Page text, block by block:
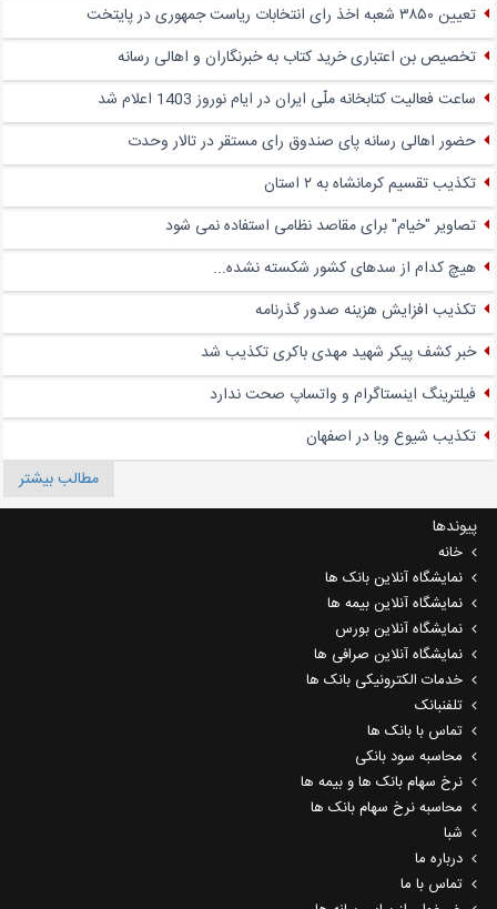
تعیین ۳۸۵۰ شعبه اخذ رای انتخابات ریاست جمهوری در پایتخت
تخصیص بن اعتباری خرید کتاب به خبرنگاران و اهالی رسانه
ساعت فعالیت کتابخانه ملّی ایران در ایام نوروز 1403 اعلام شد
حضور اهالی رسانه پای صندوق‌ رای مستقر در تالار وحدت
تکذیب تقسیم کرمانشاه به ۲ استان
تصاویر "خیام" برای مقاصد نظامی استفاده نمی شود
هیچ کدام از سدهای کشور شکسته نشده...
تکذیب افزایش هزینه صدور گذرنامه
خبر کشف پیکر شهید مهدی باکری تکذیب شد
فیلترینگ اینستاگرام و واتساپ صحت ندارد
تکذیب شیوع وبا در اصفهان
مطالب بیشتر
پیوندها
خانه
نمایشگاه آنلاین بانک ها
نمایشگاه آنلاین بیمه ها
نمایشگاه آنلاین بورس
نمایشگاه آنلاین صرافی ها
خدمات الکترونیکی بانک ها
تلفنبانک
تماس با بانک ها
محاسبه سود بانکی
نرخ سهام بانک ها و بیمه ها
محاسبه نرخ سهام بانک ها
شبا
درباره ما
تماس با ما